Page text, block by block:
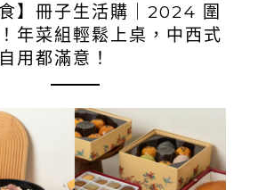
食】冊子生活購｜2024 圍
年菜組輕鬆上桌，中西式
用都滿意！